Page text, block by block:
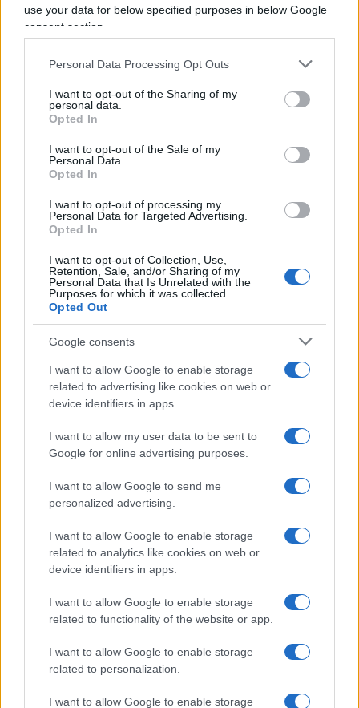
use your data for below specified purposes in below Google
consent section.
Personal Data Processing Opt Outs
I want to opt-out of the Sharing of my
personal data.
Opted In
I want to opt-out of the Sale of my
Personal Data.
Opted In
I want to opt-out of processing my
Personal Data for Targeted Advertising.
Opted In
I want to opt-out of Collection, Use,
Retention, Sale, and/or Sharing of my
Personal Data that Is Unrelated with the
Purposes for which it was collected.
Opted Out
Google consents
I want to allow Google to enable storage
related to advertising like cookies on web or
device identifiers in apps.
I want to allow my user data to be sent to
Google for online advertising purposes.
I want to allow Google to send me
personalized advertising.
I want to allow Google to enable storage
related to analytics like cookies on web or
device identifiers in apps.
I want to allow Google to enable storage
related to functionality of the website or app.
I want to allow Google to enable storage
related to personalization.
I want to allow Google to enable storage
Vai all'archivio delle vignette
Il campeggio dei comunisti:
tutti in vacanza, ma sempre
con falce e martello
Canne, pastasciutta antifà e indottrinamento: la
rivoluzione dei giovani viziati che giocano al
comunismo con i soldi degli altri
Max Del Papa
9 Agosto 2026, 8:52
2k
Leggere sempreFederico Rampiniper capire
il livello di miseria umana dei giovani occidentali
viziati che le pensano (si fa per dire) tutte per